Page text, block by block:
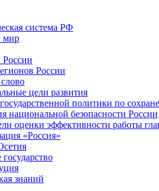
система РФ
мир
России
цели развития
политики по
национальной безопасности России
оценки эффективности работы
«Россия»
знаний